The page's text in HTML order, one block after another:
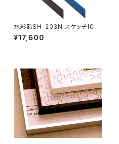
水彩額SH-203N スケッチ10F
595×670ミリ
¥17,600